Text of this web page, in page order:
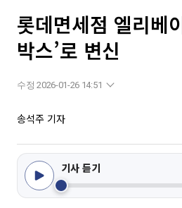
롯데면세점 엘리베
박스’로 변신
수정 2026-01-26 14:51
송석주 기자
기사 듣기